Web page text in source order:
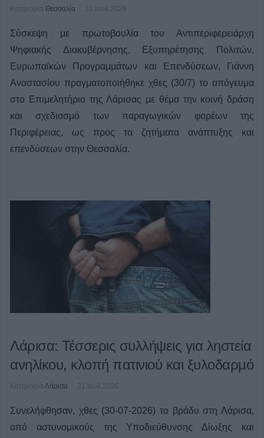
Κατηγορία Θεσσαλία 31 Ιουλ 2026
Σύσκεψη με πρωτοβουλία του Αντιπεριφερειάρχη
Ψηφιακής Διακυβέρνησης, Εξυπηρέτησης Πολιτών,
Ευρωπαϊκών Προγραμμάτων και Επενδύσεων, Γιάννη
Αναστασίου πραγματοποιήθηκε χθες (30/7) το απόγευμα
στο Επιμελητήριο της Λάρισας με θέμα την κοινή δράση
και σχεδιασμό των παραγωγικών φορέων της
Περιφέρειας, ως προς τα ζητήματα ανάπτυξης και
επενδύσεων στην Θεσσαλία.
Λάρισα: Τέσσερις συλλήψεις για ληστεία
ανηλίκου, κλοπή πατινιού και ξυλοδαρμό
Κατηγορία Λάρισα 31 Ιουλ 2026
Συνελήφθησαν, χθες (30-07-2026) το βράδυ στη Λάρισα,
από αστυνομικούς της Υποδιεύθυνσης Δίωξης και